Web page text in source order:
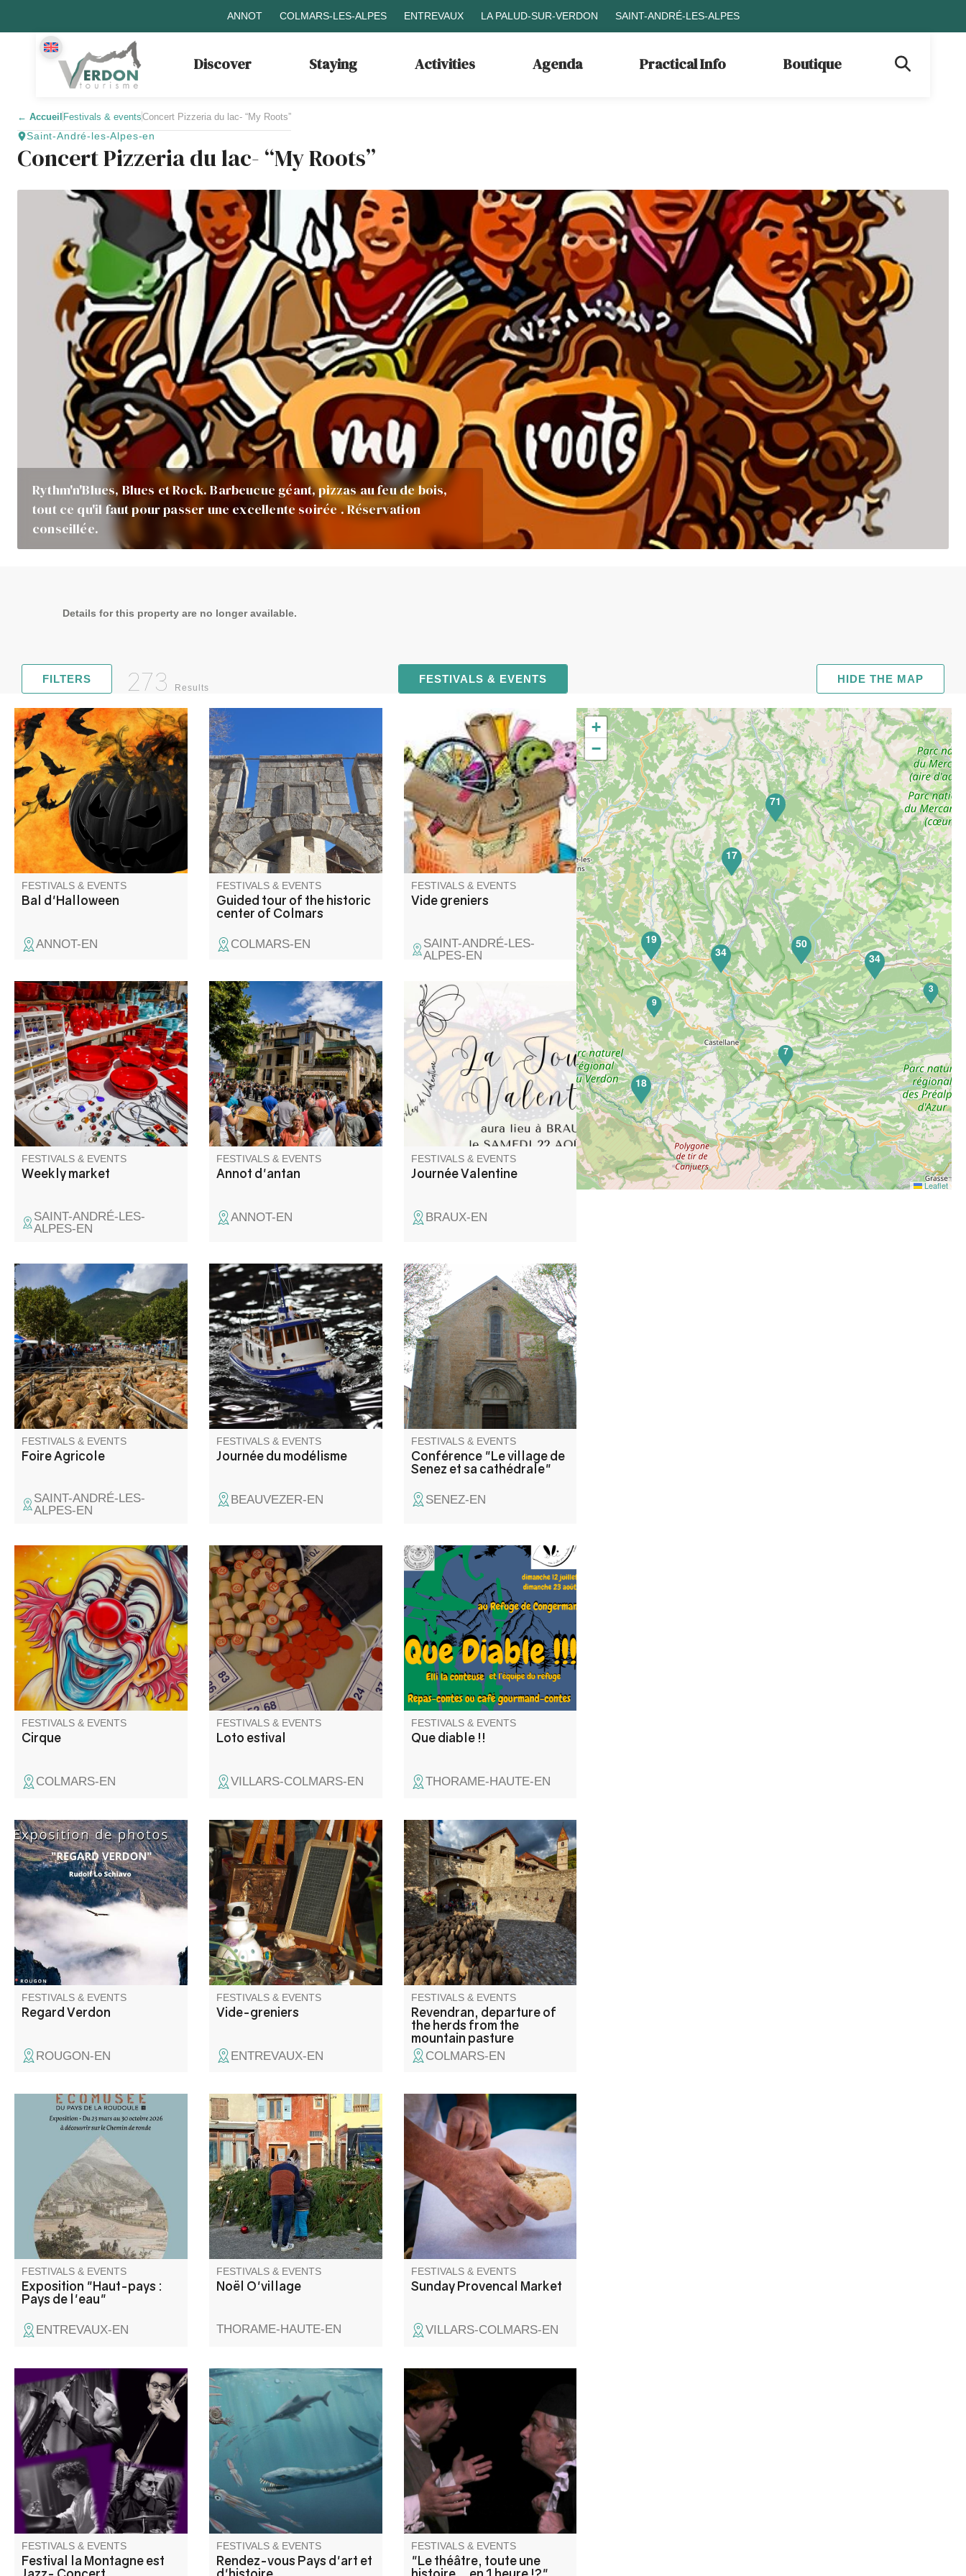
ANNOT COLMARS-LES-ALPES ENTREVAUX LA PALUD-SUR-VERDON SAINT-ANDRÉ-LES-ALPES
Discover Staying Activities Agenda Practical Info Boutique
← Accueil Festivals & eventsConcert Pizzeria du lac- “My Roots”
Saint-André-les-Alpes-en
Concert Pizzeria du lac- “My Roots”
Rythm'n'Blues, Blues et Rock. Barbeucue géant, pizzas au feu de bois,
tout ce qu'il faut pour passer une excellente soirée . Réservation
conseillée.
Details for this property are no longer available.
FILTERS 273 Results
FESTIVALS & EVENTS HIDE THE MAP
Halloween ball open to all,
organized by the Comité des
fêtes.
FESTIVALS & EVENTS
Bal d'Halloween
ANNOT-EN
Discover the history and
secrets of Colmars through its
narrow streets, squares and
main monuments.
FESTIVALS & EVENTS
Guided tour of the historic
center of Colmars
COLMARS-EN
Venez chiner dans les rues et
places du village. Jouets,
objets de décoration, livres,
vêtements.
FESTIVALS & EVENTS
Vide greniers
SAINT-ANDRÉ-LES-
ALPES-EN
The traditional market with its
colorful stalls is a must-see
event.
FESTIVALS & EVENTS
Weekly market
SAINT-ANDRÉ-LES-
ALPES-EN
Immerse yourself in the Annot
of yesteryear, from 1800
through the Belle Époque to
the 1930s. Thanks to the
diversity and richness of its
activities, this unique event
brings together residents,
visitors, and enthusiasts for a
lively celebration of Annot’s
heritage.
FESTIVALS & EVENTS
Annot d'antan
ANNOT-EN
La Journée Valentine est une
journée festive et solidaire pour
les enfants papillon ! Venez
nombreux pour une journée
dédiée à Valentine, petite puce
atteinte d’épidermolyse
bulleuse.
FESTIVALS & EVENTS
Journée Valentine
BRAUX-EN
The ‘Foire Agricole’ is an
unmissable event, featuring
250 exhibitors and 500 sheep,
donkeys and poultry, all kinds
of stalls (agricultural
equipment, animal sales,
clothing, etc.), demonstrations
of agricultural equipment and
entertainment.
FESTIVALS & EVENTS
Foire Agricole
SAINT-ANDRÉ-LES-
ALPES-EN
Expo et démonstration de
modèles réduits de bateau, jet
ski, buggy, char crawler et
dameuse
FESTIVALS & EVENTS
Journée du modélisme
BEAUVEZER-EN
Découverte guidée du village et
de son ancienne cathédrale
avec Laetitia Frassetto guide-
conférencière.
FESTIVALS & EVENTS
Conférence "Le village de
Senez et sa cathédrale"
SENEZ-EN
Venez applaudir les artistes, les
clowns et autres funambules.
FESTIVALS & EVENTS
Cirque
COLMARS-EN
Organized by Villars Animations
. Many prizes to be won
FESTIVALS & EVENTS
Loto estival
VILLARS-COLMARS-EN
Elli la conteuse et l'équipe du
refuge vous proposent une
repas contes ou un café
gourmand contes. Balade
recommandée aux bons
marcheurs
FESTIVALS & EVENTS
Que diable !!
THORAME-HAUTE-EN
Une superbe exposition photos
de Rudolf Lo Schiavo.
FESTIVALS & EVENTS
Regard Verdon
ROUGON-EN
La garde entrevalaise organise
un vide-grenier à l'intérieur du
vieux village.
FESTIVALS & EVENTS
Vide-greniers
ENTREVAUX-EN
The tradition of transhumance
on foot, listed as an intangible
cultural heritage by UNESCO,
has endured for centuries. The
"Revendran" event celebrates
the descent from the mountain
pastures in a convivial
atmosphere enhanced by the
colors of autumn.
FESTIVALS & EVENTS
Revendran, departure of
the herds from the
mountain pasture
COLMARS-EN
Pour la saison 2026, le bastion
de la Portette accueille
l'exposition de l'Ecomusée de
la Roudoule : "Haut-Pays :
Pays de l'eau"
FESTIVALS & EVENTS
Exposition "Haut-pays :
Pays de l'eau"
ENTREVAUX-EN
L'esprit magique de Noël
s'installe à Thorame-Haute ! En
collaboration avec la Mairie,
nous invitons chaleureusement
tous les villageois et amis de la
commune à participer à la
décoration du village.
FESTIVALS & EVENTS
Noël O'village
THORAME-HAUTE-EN
Come and stroll through the
small Sunday market in Villars-
Colmars! Relaxing atmosphere,
local products.
FESTIVALS & EVENTS
Sunday Provencal Market
VILLARS-COLMARS-EN
Concert « Il suffit de passer le
col », une rencontre entre
musiciens italiens et français
qui n'ont pas l'habitude de
jouer ensemble. Information 06
18 07 14 29
FESTIVALS & EVENTS
Festival la Montagne est
Géologie et patrimoine naturel,
partez à la découverte du
plésiosaure, grand reptile
marin disparu il y a 66 millions
d'années
FESTIVALS & EVENTS
Rendez-vous Pays d'art et
Comment évoquer plus de
2000 ans de théâtre en 60
minutes ? C'est le défi relevé
par les 2 comédiens Frédéric
Dufour et Frank Gétreau,
racontant, au fil des époques,
l'évolution de cet art, en jouant
tous les répertoires…
FESTIVALS & EVENTS
"Le théâtre, toute une
18
7
3
9
19
34
50
34
17
71
+
−
Leaflet